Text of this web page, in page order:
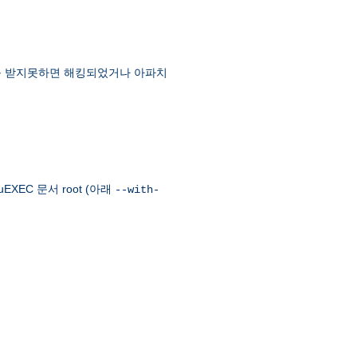
지못하면 해킹되었거나 아파치
문서 root (아래 --with-